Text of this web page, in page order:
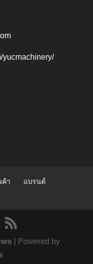
yucmachinery/
ค้า
แบรนด์
| Powered by